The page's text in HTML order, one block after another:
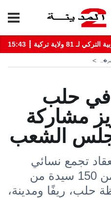
لـ 81 ولاية تركية
في حلب
مشاركة
الشعب
تجمع نسائي
واسع بمشاركة أكثر من 150 سيدة من
حلب، ريفًا ومدينة،